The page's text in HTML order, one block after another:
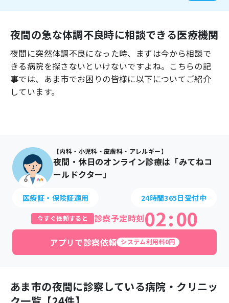
よくあるご質問
夜間の急な体調不良時に相談できる医療機関
夜間に突然体調不良になった時、まずは今から相談で
きる病院を探さないといけないですよね。こちらの記
事では、 あま市でお困りの皆様に以下についてご紹介
しています。
【内科・小児科・皮膚科・アレルギー】
夜間・休日のオンライン診療は「みてねコ
ールドクター」
医療証・保険証適用 24時間365日受付中
今すぐ依頼すると 診察予定時刻02:00
アプリで診察依頼 システム利用料0円
あま市の夜間に診察している病院・クリニッ